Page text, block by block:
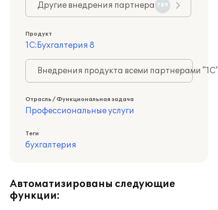
Другие внедрения партнера 789
Продукт
1С:Бухгалтерия 8
Внедрения продукта всеми партнерами
Отрасль / Функциональная задача
Профессиональные услуги
Теги
бухгалтерия
Автоматизированы следующие
функции: